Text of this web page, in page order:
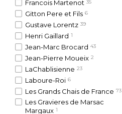
Francois Martenot 35
Gitton Pere et Fils 6
Gustave Lorentz 39
Henri Gaillard 1
Jean-Marc Brocard 43
Jean-Pierre Moueix 2
LaChablisienne 23
Laboure-Roi 6
Les Grands Chais de France 73
Les Gravieres de Marsac
Margaux 1